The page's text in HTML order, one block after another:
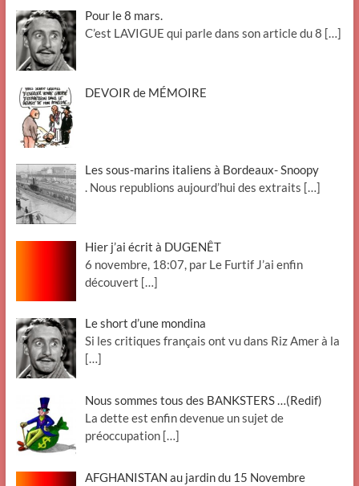
Pour le 8 mars.
C’est LAVIGUE qui parle dans son article du 8 […]
DEVOIR de MÉMOIRE
Les sous-marins italiens à Bordeaux- Snoopy
. Nous republions aujourd’hui des extraits […]
Hier j’ai écrit à DUGENÊT
6 novembre, 18:07, par Le Furtif J’ai enfin
découvert […]
Le short d’une mondina
Si les critiques français ont vu dans Riz Amer à la
[…]
Nous sommes tous des BANKSTERS …(Redif)
La dette est enfin devenue un sujet de
préoccupation […]
AFGHANISTAN au jardin du 15 Novembre